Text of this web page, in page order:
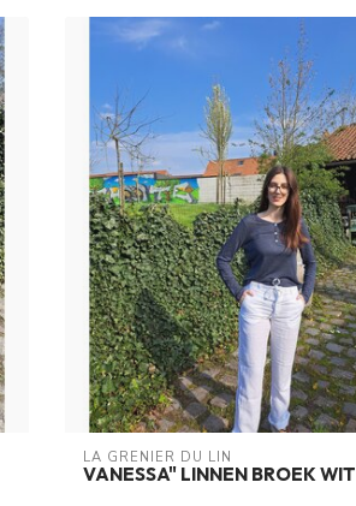
LA GRENIER DU LIN
VANESSA" LINNEN BROEK WIT